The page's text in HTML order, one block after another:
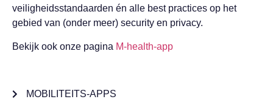
veiligheidsstandaarden én alle best practices op het
gebied van (onder meer) security en privacy.
Bekijk ook onze pagina M-health-app
MOBILITEITS-APPS